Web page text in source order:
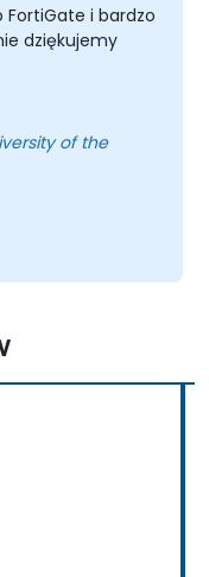
FortiGate i bardzo
dziękujemy